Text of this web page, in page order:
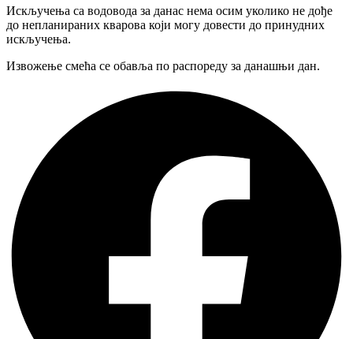
Искључења са водовода за данас нема осим уколико не дође
до непланираних кварова који могу довести до принудних
искључења.
Извожење смећа се обавља по распореду за данашњи дан.